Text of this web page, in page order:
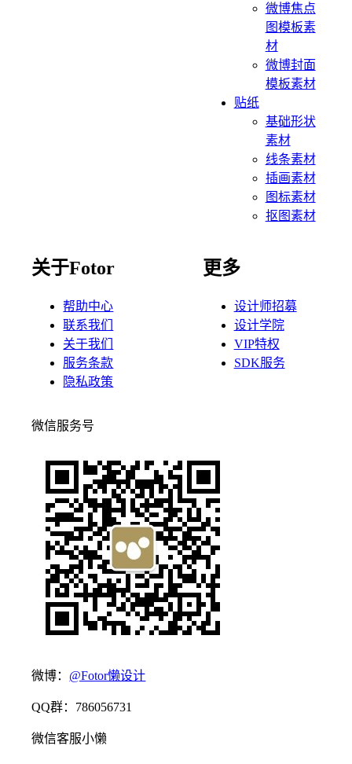
微博焦点
图模板素
材
微博封面
模板素材
贴纸
基础形状
素材
线条素材
插画素材
图标素材
抠图素材
关于Fotor
帮助中心
联系我们
关于我们
服务条款
隐私政策
更多
设计师招募
设计学院
VIP特权
SDK服务
微信服务号
微博： @Fotor懒设计
QQ群：786056731
微信客服小懒